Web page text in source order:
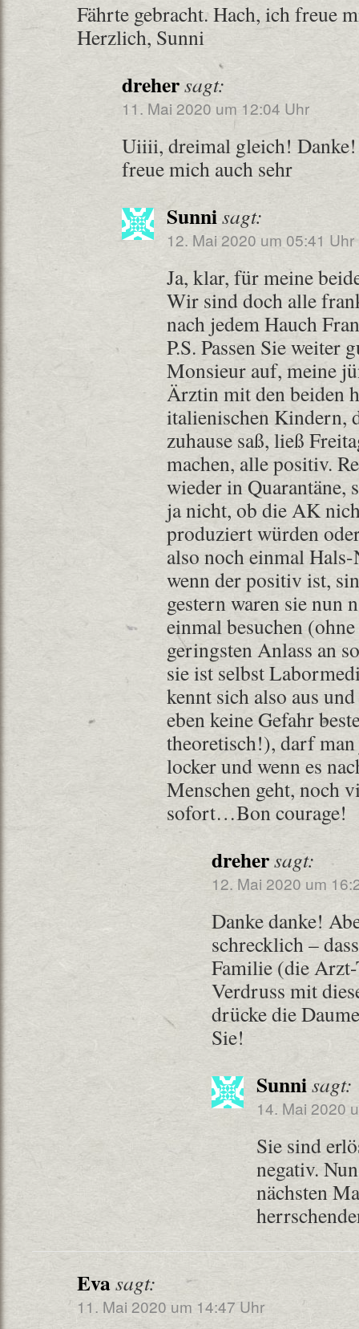
Fährte gebracht. Hach, ich freue
Herzlich, Sunni
drehersagt:
11. Mai 2020 um 12:04 Uhr
Uiiii, dreimal gleich!
freue mich auch sehr
Sunnisagt:
12. Mai 2020 um 05:41 Uhr
Ja, klar, für meine
Wir sind doch alle
nach jedem Hauch
P.S. Passen Sie weiter
Monsieur auf, meine
Ärztin mit den beiden
italienischen Kindern,
zuhause saß, ließ
machen, alle positiv.
wieder in Quarantäne,
ja nicht, ob die AK
produziert würden
also noch einmal
wenn der positiv ist,
gestern waren sie nun
einmal besuchen
geringsten Anlass an
sie ist selbst
kennt sich also aus
eben keine Gefahr
theoretisch!), darf
locker und wenn es
Menschen geht, noch
sofort…Bon courage!
drehersagt:
12. Mai 2020 um
Danke danke!
schrecklich –
Familie (die
Verdruss mit
drücke die
Sie!
Sunnisagt:
14. Mai 2020
Sie sind
negativ.
nächsten
Evasagt:
11. Mai 2020 um 14:47 Uhr